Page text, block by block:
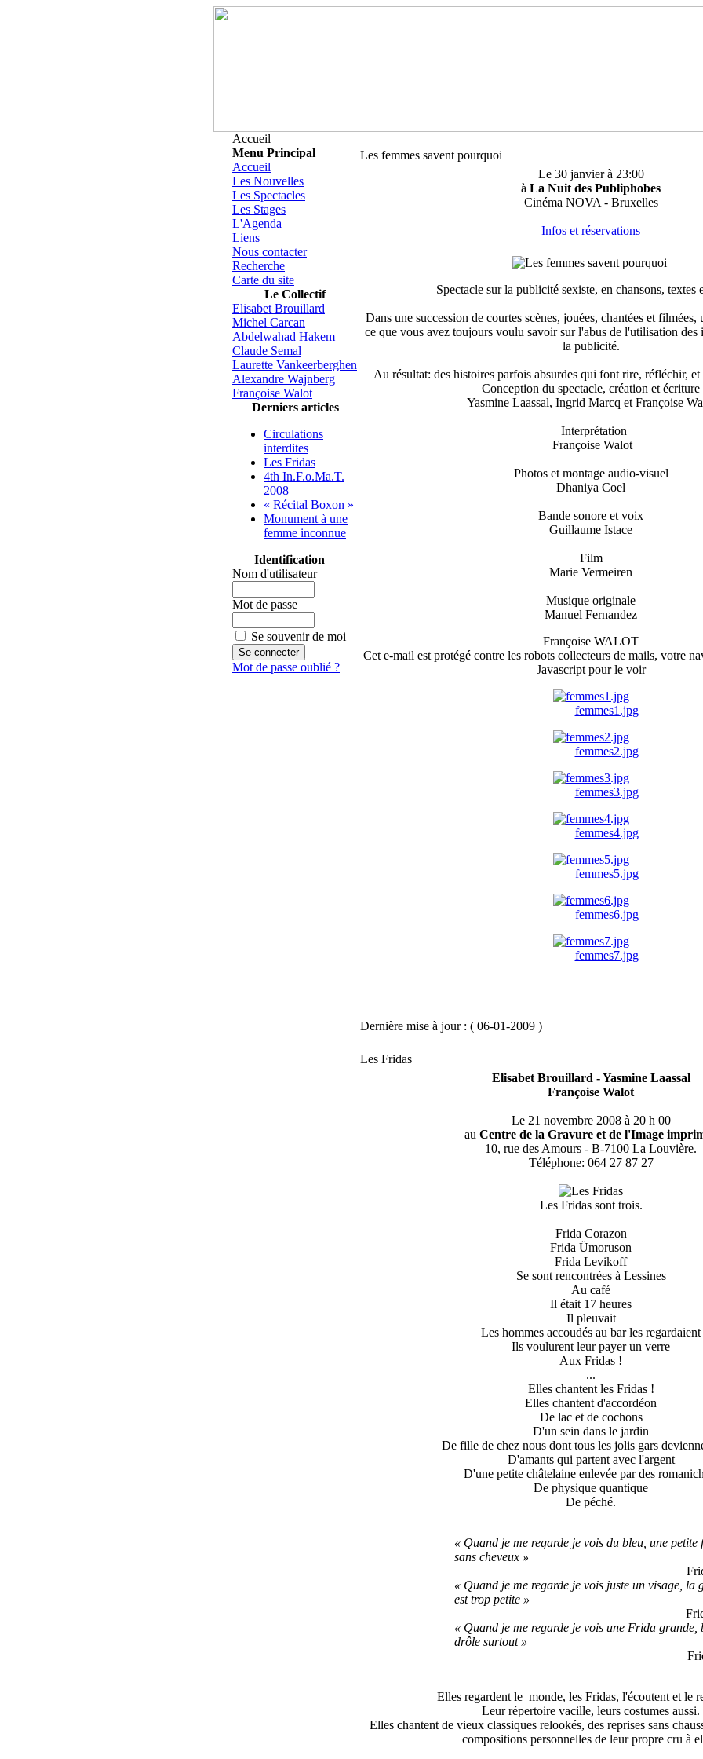
Accueil
Menu Principal
Accueil
Les Nouvelles
Les Spectacles
Les Stages
L'Agenda
Liens
Nous contacter
Recherche
Carte du site
Le Collectif
Elisabet Brouillard
Michel Carcan
Abdelwahad Hakem
Claude Semal
Laurette Vankeerberghen
Alexandre Wajnberg
Françoise Walot
Derniers articles
Circulations
interdites
Les Fridas
4th In.F.o.Ma.T.
2008
« Récital Boxon »
Monument à une
femme inconnue
Identification
Nom d'utilisateur
Mot de passe
Se souvenir de moi
Mot de passe oublié ?
Les femmes savent pourquoi
Le 30 janvier à 23:00
à La Nuit des Publiphobes
Cinéma NOVA - Bruxelles
Infos et réservations
Spectacle sur la publicité sexiste, en chansons, textes
Dans une succession de courtes scènes, jouées, chantées et
ce que vous avez toujours voulu savoir sur l'abus de l'utilisation des
la publicité.
Au résultat: des histoires parfois absurdes qui font rire, réfléchir,
Conception du spectacle, création et écriture
Yasmine Laassal, Ingrid Marcq et Françoise
Interprétation
Françoise Walot
Photos et montage audio-visuel
Dhaniya Coel
Bande sonore et voix
Guillaume Istace
Film
Marie Vermeiren
Musique originale
Manuel Fernandez
Françoise WALOT
Cet e-mail est protégé contre les robots collecteurs de mails, votre
Javascript pour le voir
femmes1.jpg
femmes2.jpg
femmes3.jpg
femmes4.jpg
femmes5.jpg
femmes6.jpg
femmes7.jpg
Dernière mise à jour : ( 06-01-2009 )
Les Fridas
Elisabet Brouillard - Yasmine Laassal
Françoise Walot
Le 21 novembre 2008 à 20 h 00
au Centre de la Gravure et de l'Image
10, rue des Amours - B-7100 La Louvière.
Téléphone: 064 27 87 27
Les Fridas sont trois.
Frida Corazon
Frida Ümoruson
Frida Levikoff
Se sont rencontrées à Lessines
Au café
Il était 17 heures
Il pleuvait
Les hommes accoudés au bar les regardaient
Ils voulurent leur payer un verre
Aux Fridas !
...
Elles chantent les Fridas !
Elles chantent d'accordéon
De lac et de cochons
D'un sein dans le jardin
De fille de chez nous dont tous les jolis gars
D'amants qui partent avec l'argent
D'une petite châtelaine enlevée par des
De physique quantique
De péché.
« Quand je me regarde je vois du bleu, une petite
sans cheveux »
« Quand je me regarde je vois juste un visage, la
est trop petite »
« Quand je me regarde je vois une Frida grande,
drôle surtout »
Elles regardent le monde, les Fridas, l'écoutent et le
Leur répertoire vacille, leurs costumes aussi.
Elles chantent de vieux classiques relookés, des reprises sans
compositions personnelles de leur propre cru à